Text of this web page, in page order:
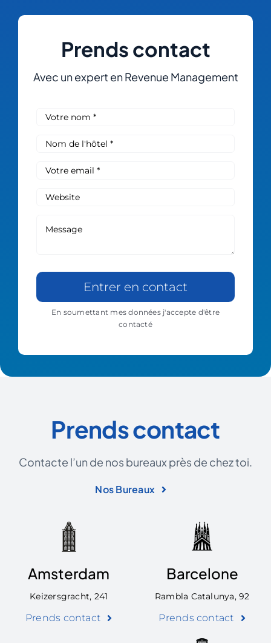
Prends contact
Avec un expert en Revenue Management
Entrer en contact
En soumettant mes données j'accepte d'être
contacté
Prends contact
Contacte l’un de nos bureaux près de chez toi.
Nos Bureaux
Amsterdam
Keizersgracht, 241
Prends contact
Barcelone
Rambla Catalunya, 92
Prends contact